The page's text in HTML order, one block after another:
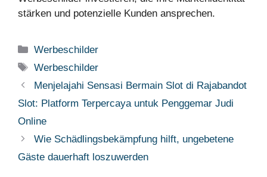
stärken und potenzielle Kunden ansprechen.
Categories
Werbeschilder
Tags
Werbeschilder
Menjelajahi Sensasi Bermain Slot di Rajabandot
Slot: Platform Terpercaya untuk Penggemar Judi
Online
Wie Schädlingsbekämpfung hilft, ungebetene
Gäste dauerhaft loszuwerden